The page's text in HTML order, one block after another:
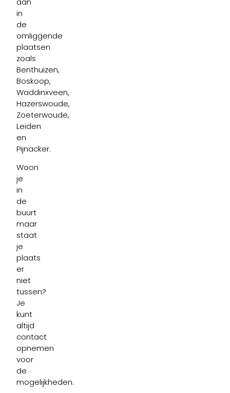
in
de
omliggende
plaatsen
zoals
Benthuizen,
Boskoop,
Waddinxveen,
Hazerswoude,
Zoeterwoude,
Leiden
en
Pijnacker.
Woon
je
in
de
buurt
maar
staat
je
plaats
er
niet
tussen?
Je
kunt
altijd
contact
opnemen
voor
de
mogelijkheden.